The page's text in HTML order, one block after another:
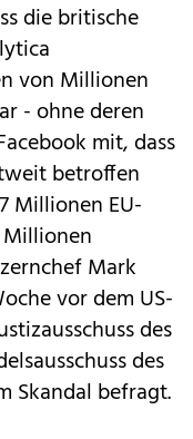
die britische
von Millionen
- ohne deren
mit, dass
betroffen
Millionen EU-
Mark
vor dem US-
des
des
Skandal befragt.